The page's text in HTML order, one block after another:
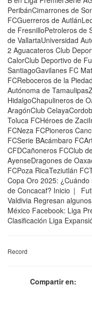
PeribánCimarrones de
FCGuerreros de
de FresnilloPetroleros de
de VallartaUniversidad
2 Aguacateros Club
CalorClub Deportivo de
SantiagoGavilanes FC
FCReboceros de la
Autónoma de
HidalgoChapulineros de
AragónClub
Toluca FCHéroes de
FCNeza FCPioneros
FCSerie BAcámbaro
CFDCañoneros FCClub
AyenseDragones de
FCPoza RicaTeziutlán
Copa Oro 2025:
de Concacaf? Inicio |
Valdivia Regresan
México Facebook: Liga
Clasificación Liga
Record
Compartir en: